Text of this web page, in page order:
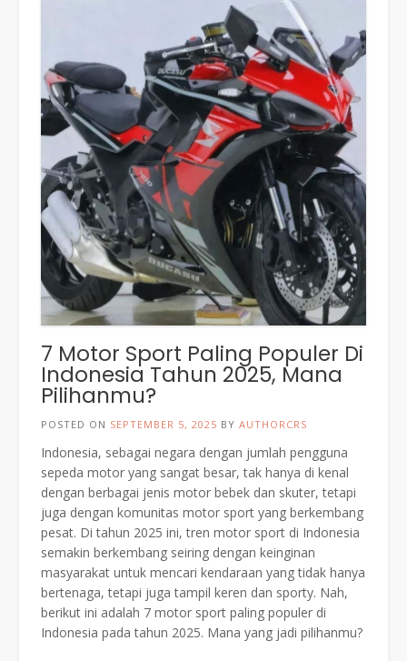
7 Motor Sport Paling Populer Di
Indonesia Tahun 2025, Mana
Pilihanmu?
POSTED ON SEPTEMBER 5, 2025 BY AUTHORCRS
Indonesia, sebagai negara dengan jumlah pengguna
sepeda motor yang sangat besar, tak hanya di kenal
dengan berbagai jenis motor bebek dan skuter, tetapi
juga dengan komunitas motor sport yang berkembang
pesat. Di tahun 2025 ini, tren motor sport di Indonesia
semakin berkembang seiring dengan keinginan
masyarakat untuk mencari kendaraan yang tidak hanya
bertenaga, tetapi juga tampil keren dan sporty. Nah,
berikut ini adalah 7 motor sport paling populer di
Indonesia pada tahun 2025. Mana yang jadi pilihanmu?